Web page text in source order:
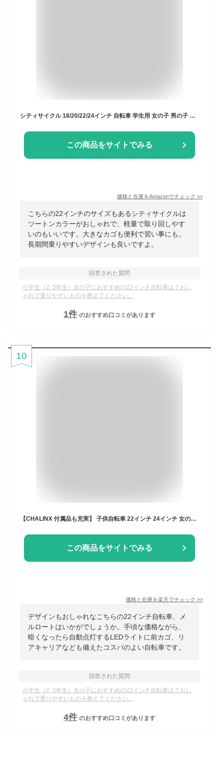
この商品をサイトでみる
価格と在庫をAmazonでチェック >>
こちらの22インチのサイズもあるシティサイクルは
ツートンカラーがおしゃれで、軽量で取り回しやす
いのもいいです。大きなカゴも便利で習い事にも。
長期間乗りやすいデザインも良いですよ。
回答された質問
小学生（2･3年生）女の子におすすめの22インチ自転車は？おし
ゃれで乗りやすいものを教えてください。
1件 のおすすめ口コミがあります
10
この商品をサイトでみる
価格と在庫を楽天でチェック >>
デザインもおしゃれなこちらの22インチ自転車、メ
ルロートはいかがでしょうか。手頃な価格ながら、
暗くなったら自動点灯するLEDライトに前カゴ、リ
アキャリアなども備えたコスパのよい自転車です。
回答された質問
小学生（2･3年生）女の子におすすめの22インチ自転車は？おし
ゃれで乗りやすいものを教えてください。
4件 のおすすめ口コミがあります